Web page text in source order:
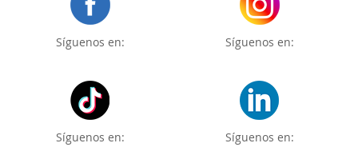
Síguenos en: Síguenos en:
Síguenos en: Síguenos en: